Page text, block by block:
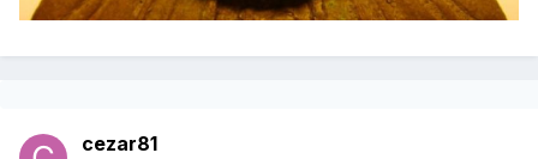
cezar81